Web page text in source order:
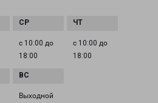
с 10:00 до
18:00
с 10:00 до
18:00
Выходной